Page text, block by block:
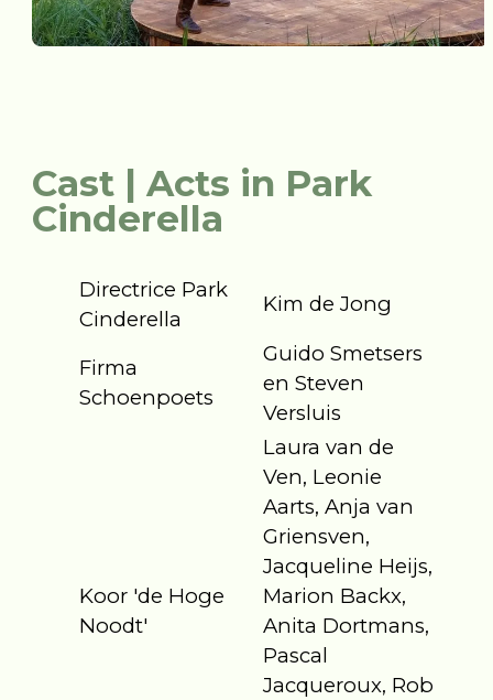
Cast | Acts in Park
Cinderella
Directrice Park
Cinderella
Kim de Jong
Firma
Schoenpoets
Guido Smetsers
en Steven
Versluis
Koor 'de Hoge
Noodt'
Laura van de
Ven, Leonie
Aarts, Anja van
Griensven,
Jacqueline Heijs,
Marion Backx,
Anita Dortmans,
Pascal
Jacqueroux, Rob